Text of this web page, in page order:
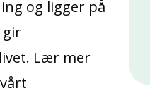
og ligger på
gir
Lær mer